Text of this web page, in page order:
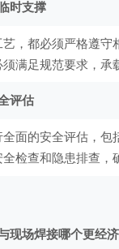
时支撑
，都必须严格遵守
满足规范要求，承
评估
面的安全评估，
检查和隐患排查，
现场焊接哪个更经济